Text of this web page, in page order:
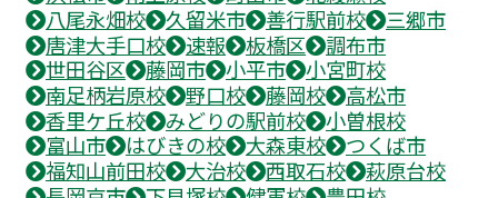
八尾永畑校
久留米市 善行駅前校
三郷市
唐津大手口校
速報 板橋区
調布市
世田谷区
藤岡市 小平市
小宮町校
南足柄岩原校
野口校 藤岡校
高松市
香里ケ丘校
みどりの駅前校
小曽根校
富山市
はびきの校 大森東校
つくば市
福知山前田校
大治校 西取石校
萩原台校